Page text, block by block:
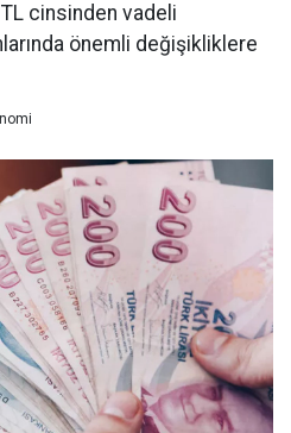
cinsinden vadeli
önemli değişikliklere